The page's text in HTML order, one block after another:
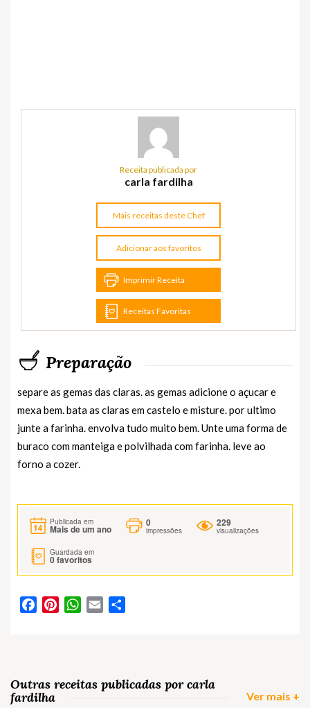
Receita publicada por
carla fardilha
Mais receitas deste Chef
Adicionar aos favoritos
Imprimir Receita
Receitas Favoritas
Preparação
separe as gemas das claras. as gemas adicione o açucar e
mexa bem. bata as claras em castelo e misture. por ultimo
junte a farinha. envolva tudo muito bem. Unte uma forma de
buraco com manteiga e polvilhada com farinha. leve ao
forno a cozer.
Publicada em
Mais de um ano
0
impressões
229
visualizações
Guardada em
0favoritos
FacebookPinterestWhatsApp
Email
Outras receitas publicadas por carla
fardilha
Ver mais +